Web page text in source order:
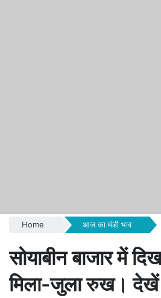
Home आज का मंडी भाव
सोयाबीन बाजार में
मिला-जुला रुख। देखें